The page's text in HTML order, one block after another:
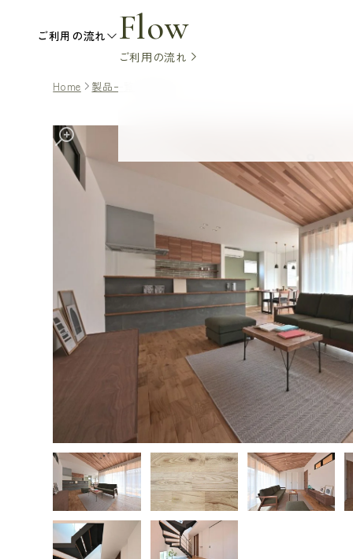
ご利用の流れ Flow
ご利用の流れ
Home 製品一覧